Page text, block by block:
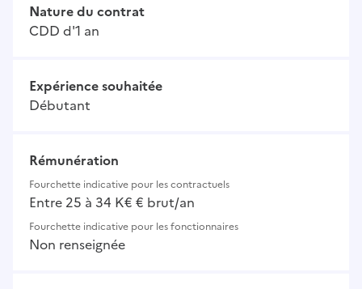
Nature du contrat
CDD d'1 an
Expérience souhaitée
Débutant
Rémunération
Fourchette indicative pour les contractuels
Entre 25 à 34 K€ € brut/an
Fourchette indicative pour les fonctionnaires
Non renseignée